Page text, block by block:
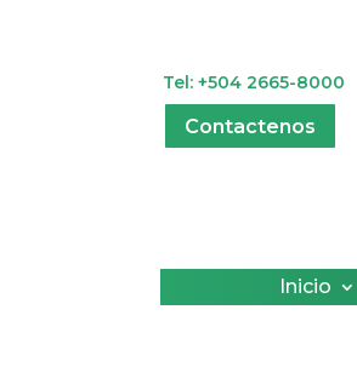
Tel: +504 2665-8000
Contactenos
Inicio